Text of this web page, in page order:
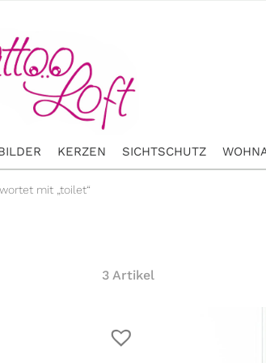
KERZEN SICHTSCHUTZ
mit „toilet“
3 Artikel